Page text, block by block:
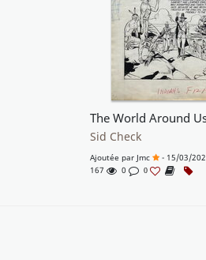
Sid Check
Ajoutée par Jmc
- 15/03/
167
0 0